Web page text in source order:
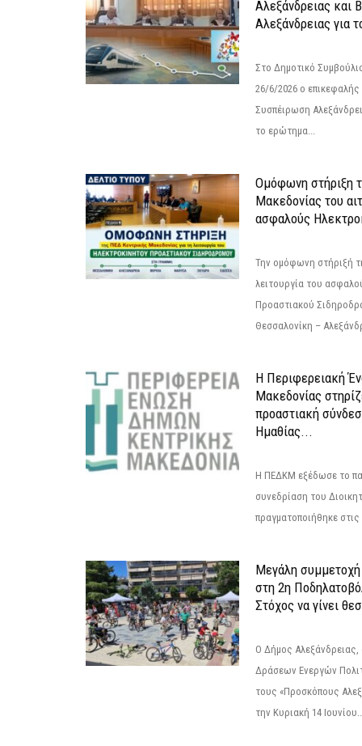
Αλεξάνδρειας και
Αλεξάνδρειας για
Στο Δημοτικό
26/6/2026 ο
Συσπέιρωση
το ερώτημα...
Ομόφωνη στήριξη
Μακεδονίας του
ασφαλούς
Την ομόφωνη στήριξή
λειτουργία του
Προαστιακού
Θεσσαλονίκη –
Η Περιφερειακή
Μακεδονίας
προαστιακή
Ημαθίας...
Η ΠΕΔΚΜ εξέδωσε το
συνεδρίαση του
πραγματοποιήθηκε
Μεγάλη συμμετοχή
στη 2η
Στόχος να γίνει
Ο Δήμος Αλεξάνδρειας,
Δράσεων Ενεργών
τους «Προσκόπους
την Κυριακή 14